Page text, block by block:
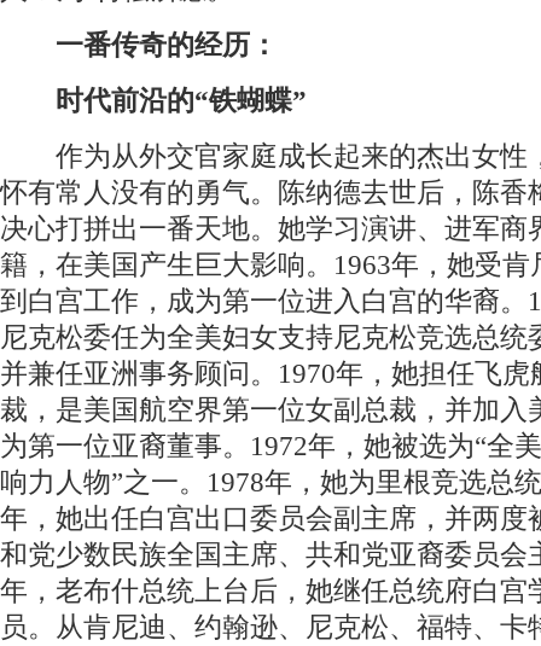
一番传奇的经历：
时代前沿的“铁蝴蝶”
作为从外交官家庭成长起来的杰出女性
怀有常人没有的勇气。陈纳德去世后，陈香
决心打拼出一番天地。她学习演讲、进军商
籍，在美国产生巨大影响。1963年，她受肯
到白宫工作，成为第一位进入白宫的华裔。
尼克松委任为全美妇女支持尼克松竞选总统
并兼任亚洲事务顾问。1970年，她担任飞虎
裁，是美国航空界第一位女副总裁，并加入
为第一位亚裔董事。1972年，她被选为“全
响力人物”之一。1978年，她为里根竞选总
年，她出任白宫出口委员会副主席，并两度
和党少数民族全国主席、共和党亚裔委员会
年，老布什总统上台后，她继任总统府白宫
员。从肯尼迪、约翰逊、尼克松、福特、卡